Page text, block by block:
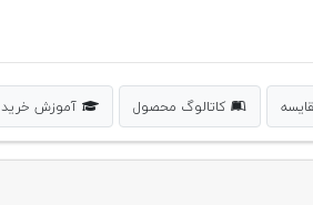
کاتالوگ محصول آموزش خرید